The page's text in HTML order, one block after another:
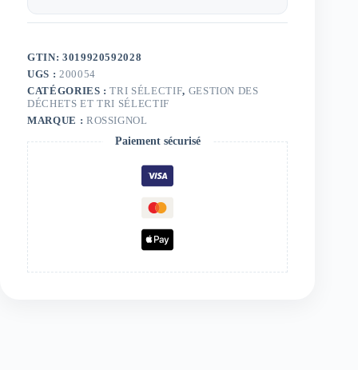
GTIN: 3019920592028
UGS : 200054
CATÉGORIES :TRI SÉLECTIF, GESTION DES
DÉCHETS ET TRI SÉLECTIF
MARQUE : ROSSIGNOL
Paiement sécurisé